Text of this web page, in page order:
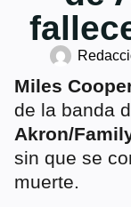
Miles
de la banda
Akron/
sin que se
muerte.